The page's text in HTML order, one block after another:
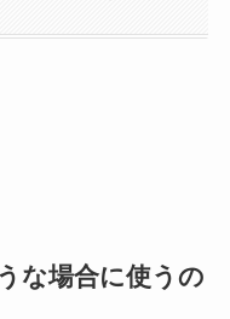
な場合に使うの